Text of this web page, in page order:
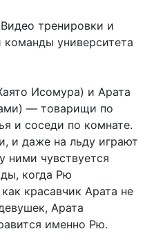
Видео тренировки и
команды университета
Исомура) и Арата
— товарищи по
и соседи по комнате.
и даже на льду играют
ними чувствуется
когда Рю
красавчик Арата не
Арата
именно Рю.